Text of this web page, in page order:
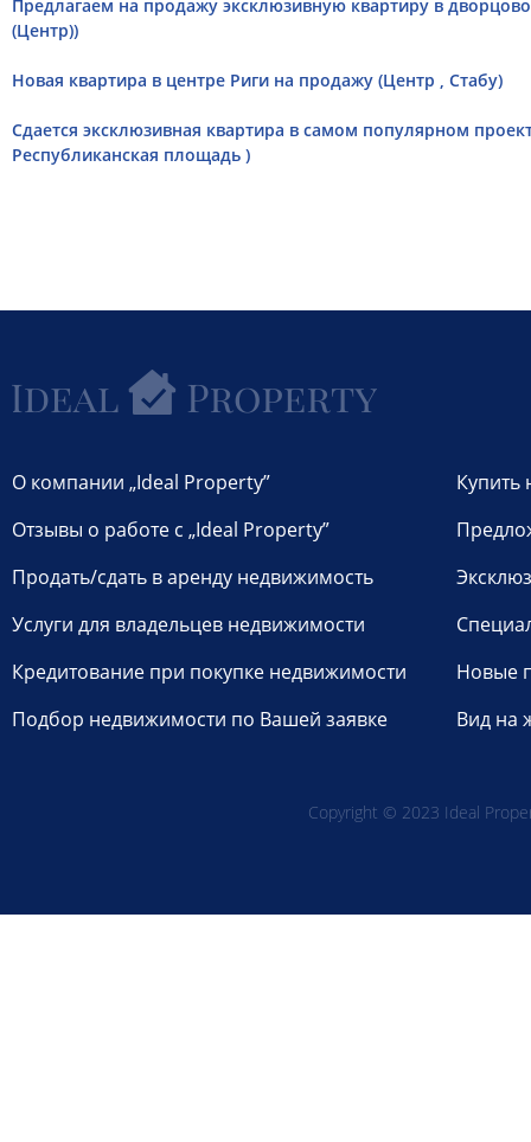
Предлагаем на продажу эксклюзивную квартиру в
(Центр))
Новая квартира в центре Риги на продажу (Центр , Стабу)
Сдается эксклюзивная квартира в самом популярном
Республиканская площадь )
О компании „Ideal Property”
Отзывы о работе с „Ideal Property”
Продать/сдать в аренду недвижимость
Услуги для владельцев недвижимости
Кредитование при покупке недвижимости
Подбор недвижимости по Вашей заявке
Купить
Новые
Вид на
Copyright © 2023 Ideal